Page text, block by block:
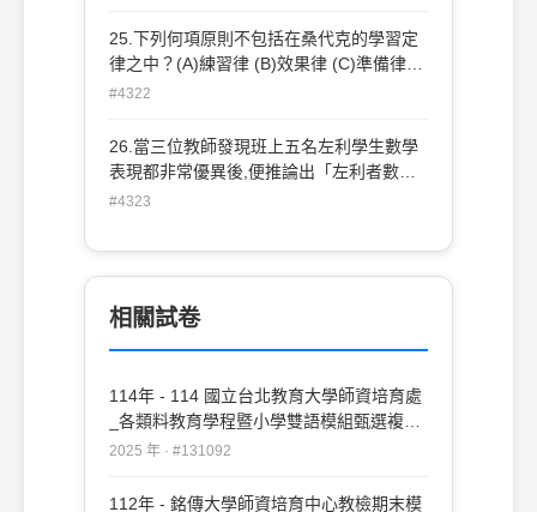
自我管理(C)引導學生對於學習對像產生注
意力是首要條件(D)教導學生運用記憶技巧
25.下列何項原則不包括在桑代克的學習定
律之中？(A)練習律 (B)效果律 (C)準備律
(D)自然律
#4322
26.當三位教師發現班上五名左利學生數學
表現都非常優異後,便推論出「左利者數學
智能較高」之假設,則該教師採用何種思
(D)歸納思考
#4323
相關試卷
114年 - 114 國立台北教育大學師資培育處
_各類料教育學程暨小學雙語模組甄選複審
試題：教育心理學#131092
2025 年 · #131092
112年 - 銘傳大學師資培育中心教檢期末模